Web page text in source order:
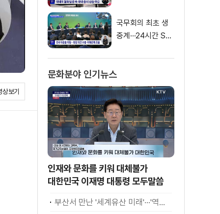
보기
소화
국무회의 최초 생
중계···24시간 SN
문화분야 인기뉴스
인재와 문화를 키워 대체불가
대한민국 이재명 대통령 모두말씀
부산서 만난 '세계유산 미래'···'역대 최고·최다' 기록